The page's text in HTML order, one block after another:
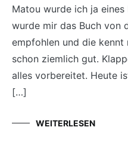
Matou wurde ich ja
wurde mir das Buch von
empfohlen und die kennt
schon ziemlich gut.
alles vorbereitet. Heute
[…]
WEITERLESEN